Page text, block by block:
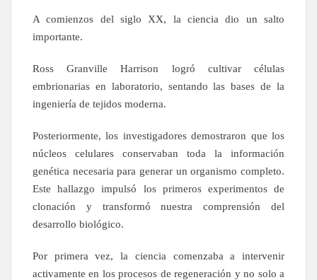
A comienzos del siglo XX, la ciencia dio un salto
importante.
Ross Granville Harrison logró cultivar células
embrionarias en laboratorio, sentando las bases de la
ingeniería de tejidos moderna.
Posteriormente, los investigadores demostraron que los
núcleos celulares conservaban toda la información
genética necesaria para generar un organismo completo.
Este hallazgo impulsó los primeros experimentos de
clonación y transformó nuestra comprensión del
desarrollo biológico.
Por primera vez, la ciencia comenzaba a intervenir
activamente en los procesos de regeneración y no solo a